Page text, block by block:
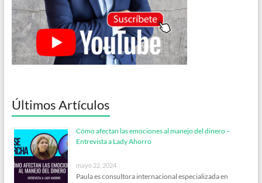
Últimos Artículos
Cómo afectan las emociones al manejo del dinero –
Entrevista a Lady Ahorro
mayo 22, 2024
Paula es consultora internacional especializada en